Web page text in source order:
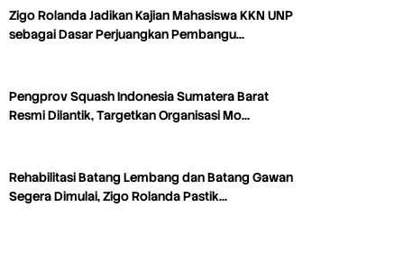
Zigo Rolanda Jadikan Kajian Mahasiswa KKN UNP
sebagai Dasar Perjuangkan Pembangu…
Pengprov Squash Indonesia Sumatera Barat
Resmi Dilantik, Targetkan Organisasi Mo…
Rehabilitasi Batang Lembang dan Batang Gawan
Segera Dimulai, Zigo Rolanda Pastik…